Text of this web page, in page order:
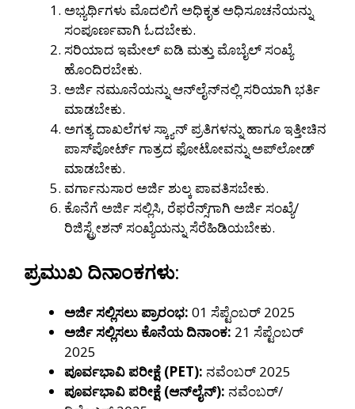
ಅಭ್ಯರ್ಥಿಗಳು ಮೊದಲಿಗೆ ಅಧಿಕೃತ ಅಧಿಸೂಚನೆಯನ್ನು
ಸಂಪೂರ್ಣವಾಗಿ ಓದಬೇಕು.
ಸರಿಯಾದ ಇಮೇಲ್ ಐಡಿ ಮತ್ತು ಮೊಬೈಲ್ ಸಂಖ್ಯೆ
ಹೊಂದಿರಬೇಕು.
ಅರ್ಜಿ ನಮೂನೆಯನ್ನು ಆನ್‌ಲೈನ್‌ನಲ್ಲಿ ಸರಿಯಾಗಿ ಭರ್ತಿ
ಮಾಡಬೇಕು.
ಅಗತ್ಯ ದಾಖಲೆಗಳ ಸ್ಕ್ಯಾನ್ ಪ್ರತಿಗಳನ್ನು ಹಾಗೂ ಇತ್ತೀಚಿನ
ಪಾಸ್‌ಪೋರ್ಟ್ ಗಾತ್ರದ ಫೋಟೋವನ್ನು ಅಪ್‌ಲೋಡ್
ಮಾಡಬೇಕು.
ವರ್ಗಾನುಸಾರ ಅರ್ಜಿ ಶುಲ್ಕ ಪಾವತಿಸಬೇಕು.
ಕೊನೆಗೆ ಅರ್ಜಿ ಸಲ್ಲಿಸಿ, ರೆಫರೆನ್ಸ್‌ಗಾಗಿ ಅರ್ಜಿ ಸಂಖ್ಯೆ/
ರಿಜಿಸ್ಟ್ರೇಶನ್ ಸಂಖ್ಯೆಯನ್ನು ಸೆರೆಹಿಡಿಯಬೇಕು.
ಪ್ರಮುಖ ದಿನಾಂಕಗಳು:
ಅರ್ಜಿ ಸಲ್ಲಿಸಲು ಪ್ರಾರಂಭ: 01 ಸೆಪ್ಟೆಂಬರ್ 2025
ಅರ್ಜಿ ಸಲ್ಲಿಸಲು ಕೊನೆಯ ದಿನಾಂಕ: 21 ಸೆಪ್ಟೆಂಬರ್
2025
ಪೂರ್ವಭಾವಿ ಪರೀಕ್ಷೆ (PET): ನವೆಂಬರ್ 2025
ಪೂರ್ವಭಾವಿ ಪರೀಕ್ಷೆ (ಆನ್‌ಲೈನ್): ನವೆಂಬರ್/